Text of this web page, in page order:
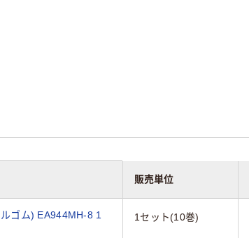
販売単位
ゴム) EA944MH-8 1
1セット(10巻)